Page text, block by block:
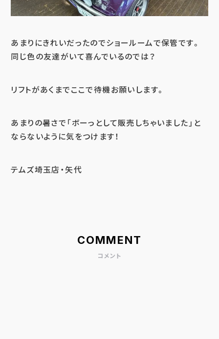
あまりにきれいだったのでショールームで保管です。
同じ色の友達がいて喜んでいるのでは？
リフトがあくまでここで待機お願いします。
あまりの暑さで「ボーっとして販売しちゃいました」と
ならないように気をつけます！
テムズ埼玉店・矢代
COMMENT
コメント